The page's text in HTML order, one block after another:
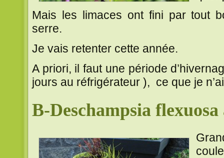
Mais les limaces ont fini par tout
serre.
Je vais retenter cette année.
A priori, il faut une période
jours au réfrigérateur ), ce que je
B-Deschampsia